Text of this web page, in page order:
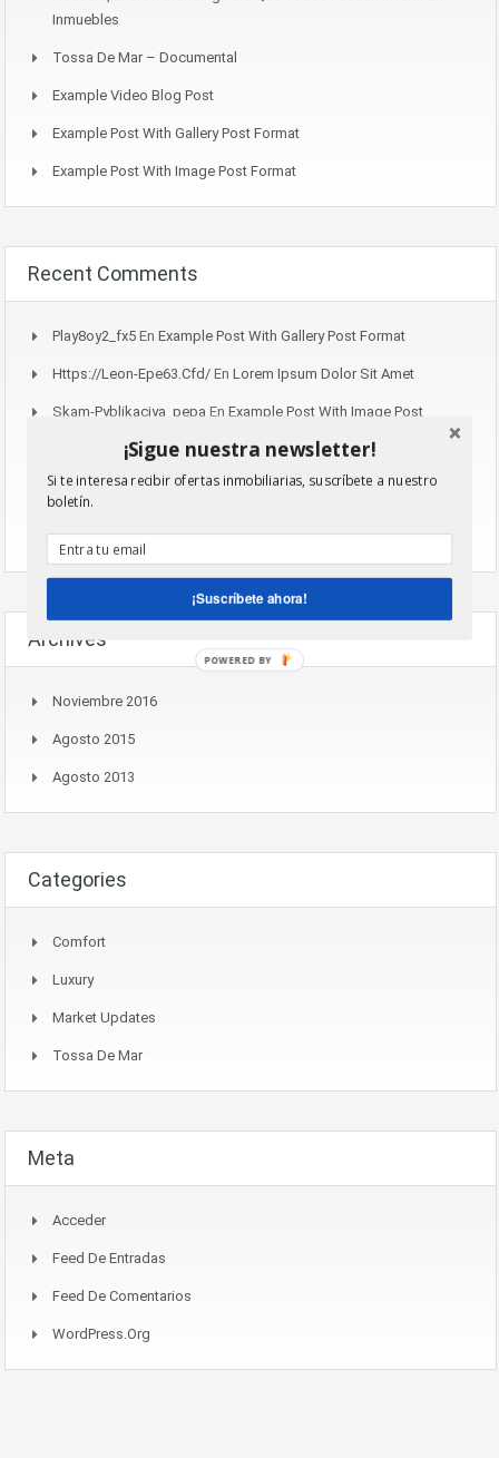
Inmuebles
Tossa De Mar – Documental
Example Video Blog Post
Example Post With Gallery Post Format
Example Post With Image Post Format
Recent Comments
Play8oy2_fx5 En Example Post With Gallery Post Format
Https://leon-Epe63.cfd/ En Lorem Ipsum Dolor Sit Amet
Skam-Pyblikaciya_pepa En Example Post With Image Post
WillieVetEn Lorem Ipsum Dolor Sit Amet
Aviator_beSn
Puedan Invertir En Inmuebles
Archives
Noviembre 2016
Agosto 2015
Agosto 2013
Categories
Comfort
Luxury
Market Updates
Tossa De Mar
Meta
Acceder
Feed De Entradas
Feed De Comentarios
WordPress.org
¡Sigue nuestra newsletter!
Si te interesa recibir ofertas inmobiliarias, suscríbete a nuestro
boletín.
¡Suscríbete ahora!
POWERED BY